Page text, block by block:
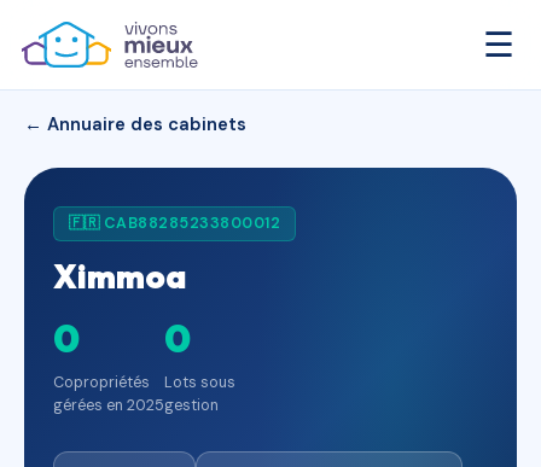
☰
← Annuaire des cabinets
🇫🇷 CAB88285233800012
Ximmoa
0
Copropriétés
gérées en 2025
0
Lots sous
gestion